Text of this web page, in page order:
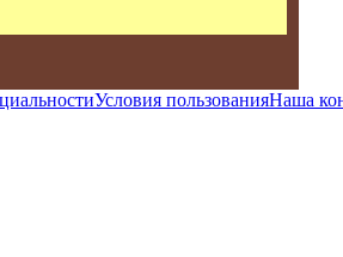
Условия пользованияНаша